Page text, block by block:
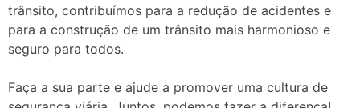
trânsito, contribuímos para a redução de acidentes e
para a construção de um trânsito mais harmonioso e
seguro para todos.
Faça a sua parte e ajude a promover uma cultura de